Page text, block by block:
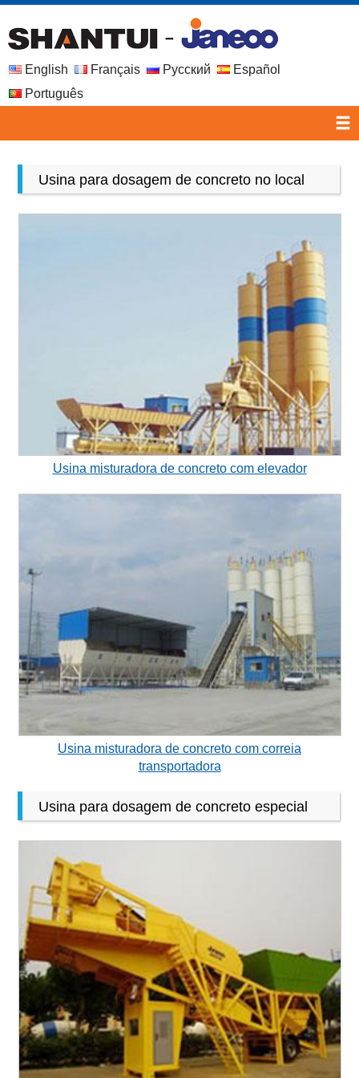
English Français Русский
Español
Português
Usina para dosagem de concreto no local
Usina misturadora de concreto com elevador
Usina misturadora de concreto com correia
transportadora
Usina para dosagem de concreto especial